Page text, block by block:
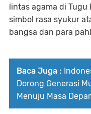
lintas agama di
simbol rasa syukur
bangsa dan para
Baca Juga :
Dorong Generasi
Menuju Masa